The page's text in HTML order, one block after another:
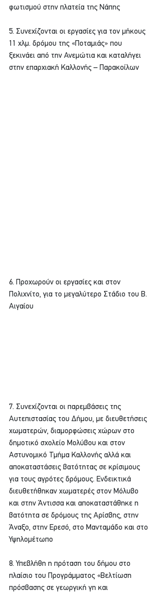
φωτισμού στην πλατεία της Νάπης
5. Συνεχίζονται οι εργασίες για τον μήκους
11 χλμ. δρόμου της «Ποταμιάς» που
ξεκινάει από την Ανεμώτια και καταλήγει
στην επαρχιακή Καλλονής – Παρακοίλων
6. Προχωρούν οι εργασίες και στον
Πολιχνίτο, για το μεγαλύτερο Στάδιο του B.
Αιγαίου
7. Συνεχίζονται οι παρεμβάσεις της
Αυτεπιστασίας του Δήμου, με διευθετήσεις
χωματερών, διαμορφώσεις χώρων στο
δημοτικό σχολείο Μολύβου και στον
Αστυνομικό Τμήμα Καλλονής αλλά και
αποκαταστάσεις βατότητας σε κρίσιμους
για τους αγρότες δρόμους. Ενδεικτικά
διευθετήθηκαν χωματερές στον Μόλυβο
και στην Άντισσα και αποκαταστάθηκε η
βατότητα σε δρόμους της Αρίσβης, στην
Άναξο, στην Ερεσό, στο Μανταμάδο και στο
Υψηλομέτωπο
8. Υπεβλήθη η πρόταση του δήμου στο
πλαίσιο του Προγράμματος «Βελτίωση
πρόσβασης σε γεωργική γη και